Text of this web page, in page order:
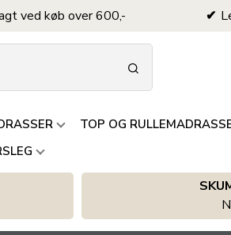
ved køb over 600,-
TOP OG